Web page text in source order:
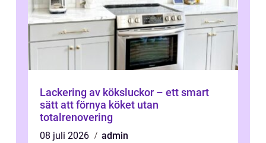
Lackering av köksluckor – ett smart
sätt att förnya köket utan
totalrenovering
08 juli 2026
admin